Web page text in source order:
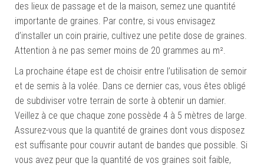
des lieux de passage et de la maison, semez une quantité
importante de graines. Par contre, si vous envisagez
d’installer un coin prairie, cultivez une petite dose de graines.
Attention à ne pas semer moins de 20 grammes au m².
La prochaine étape est de choisir entre l’utilisation de semoir
et de semis à la volée. Dans ce dernier cas, vous êtes obligé
de subdiviser votre terrain de sorte à obtenir un damier.
Veillez à ce que chaque zone possède 4 à 5 mètres de large.
Assurez-vous que la quantité de graines dont vous disposez
est suffisante pour couvrir autant de bandes que possible. Si
vous avez peur que la quantité de vos graines soit faible,